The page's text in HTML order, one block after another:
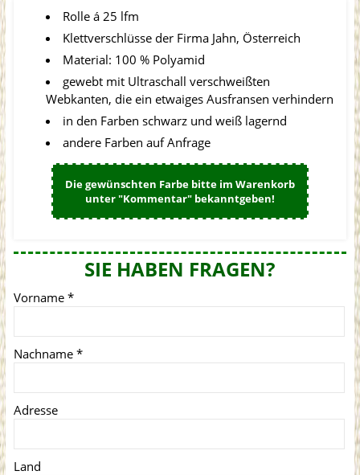
Rolle á 25 lfm
Klettverschlüsse der Firma Jahn, Österreich
Material: 100 % Polyamid
gewebt mit Ultraschall verschweißten
Webkanten, die ein etwaiges Ausfransen verhindern
in den Farben schwarz und weiß lagernd
andere Farben auf Anfrage
Die gewünschten Farbe bitte im Warenkorb
unter "Kommentar" bekanntgeben!
SIE HABEN FRAGEN?
Vorname *
Nachname *
Adresse
Land